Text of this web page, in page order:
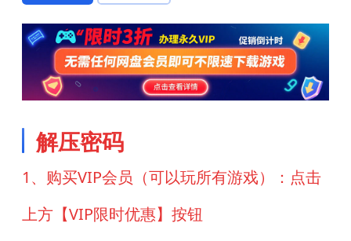
解压密码
1、购买VIP会员（可以玩所有游戏）：点击
上方【VIP限时优惠】按钮